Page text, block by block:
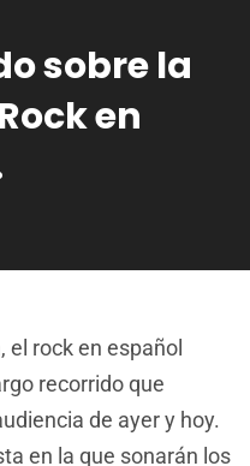
sobre la
en
el rock en español
recorrido que
de ayer y hoy.
en la que sonarán los